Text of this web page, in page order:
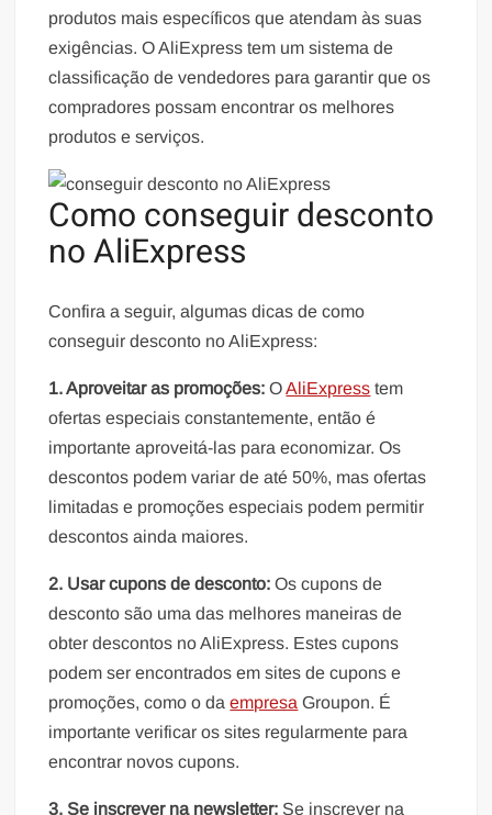
produtos mais específicos que atendam às suas
exigências. O AliExpress tem um sistema de
classificação de vendedores para garantir que os
compradores possam encontrar os melhores
produtos e serviços.
Como conseguir desconto
no AliExpress
Confira a seguir, algumas dicas de como
conseguir desconto no AliExpress:
1. Aproveitar as promoções: OAliExpress tem
ofertas especiais constantemente, então é
importante aproveitá-las para economizar. Os
descontos podem variar de até 50%, mas ofertas
limitadas e promoções especiais podem permitir
descontos ainda maiores.
2. Usar cupons de desconto: Os cupons de
desconto são uma das melhores maneiras de
obter descontos no AliExpress. Estes cupons
podem ser encontrados em sites de cupons e
promoções, como o daempresa Groupon. É
importante verificar os sites regularmente para
encontrar novos cupons.
3. Se inscrever na newsletter: Se inscrever na